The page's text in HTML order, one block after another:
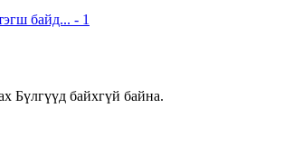
байд... - 1
Бүлгүүд байхгүй байна.